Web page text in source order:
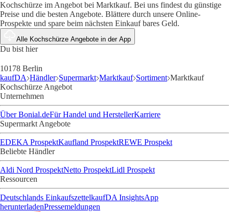
Kochschürze im Angebot bei Marktkauf. Bei uns findest du günstige
Preise und die besten Angebote. Blättere durch unsere Online-
Prospekte und spare beim nächsten Einkauf bares Geld.
Alle Kochschürze Angebote in der App
Du bist hier
10178 Berlin
kaufDA Händler Supermarkt Marktkauf Sortiment Marktkauf
Kochschürze Angebot
Unternehmen
Über Bonial.deFür Handel und HerstellerKarriere
Supermarkt Angebote
EDEKA ProspektKaufland ProspektREWE Prospekt
Beliebte Händler
Aldi Nord ProspektNetto ProspektLidl Prospekt
Ressourcen
Deutschlands EinkaufszettelkaufDA InsightsApp
herunterladenPressemeldungen